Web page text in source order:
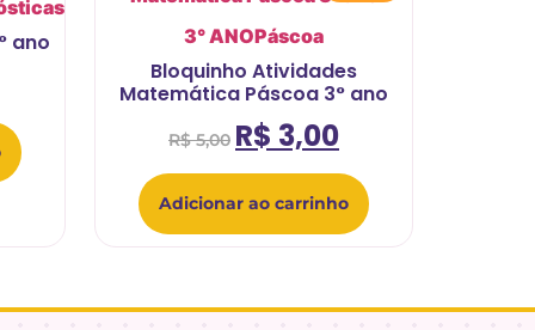
ano 3° ANOPáscoa
Bloquinho Atividades
Matemática Páscoa 3° ano
R$5,00 R$ 3,00
Adicionar ao carrinho